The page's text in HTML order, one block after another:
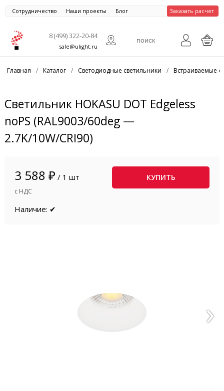
Сотрудничество Наши проекты Блог Заказать расчет
8 (499) 322-20-84
sale@ulight.ru
Главная / Каталог / Светодиодные светильники / Встраиваемые
Светильник HOKASU DOT Edgeless
noPS (RAL9003/60deg —
2.7K/10W/CRI90)
3 588 ₽ / 1 шт
с НДС
КУПИТЬ
Наличие: ✔